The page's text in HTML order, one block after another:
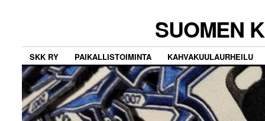
SUOMEN
SKK RY PAIKALLISTOIMINTA KAHVAKUULAURHEILU